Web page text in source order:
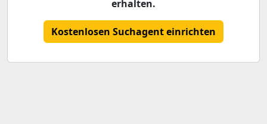
erhalten.
Kostenlosen Suchagent einrichten